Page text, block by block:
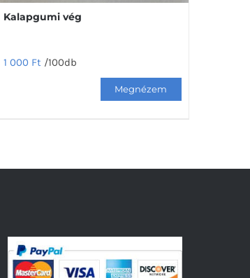
Kalapgumi vég
1 000 Ft /100db